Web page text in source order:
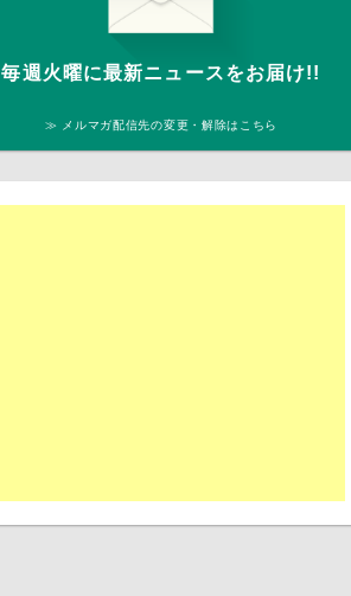
毎週火曜に最新ニュースをお届け!!
≫ メルマガ配信先の変更・解除はこちら